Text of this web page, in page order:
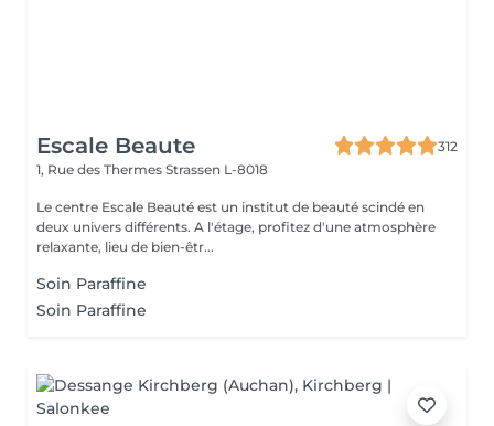
Escale Beaute
312
1, Rue des Thermes Strassen L-8018
Le centre Escale Beauté est un institut de beauté scindé en
deux univers différents. A l'étage, profitez d'une atmosphère
relaxante, lieu de bien-êtr...
Soin Paraffine
Soin Paraffine